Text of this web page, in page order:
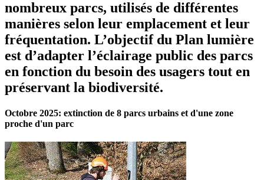
nombreux parcs, utilisés de différentes
manières selon leur emplacement et leur
fréquentation. L’objectif du Plan lumière
est d’adapter l’éclairage public des parcs
en fonction du besoin des usagers tout en
préservant la biodiversité.
Octobre 2025: extinction de 8 parcs urbains et d'une zone
proche d'un parc